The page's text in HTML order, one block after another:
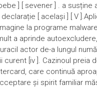
] [ sevener ] . a
[ același ] [ V
la programe
a aprinde
actor de-a lungul
[iv ]. Cazinoul preia
care continuă
și spirit familiar